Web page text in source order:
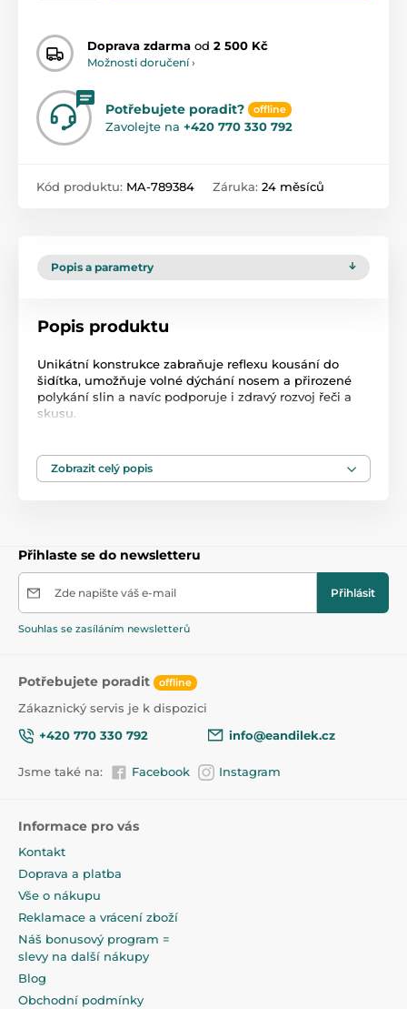
Doprava zdarma od 2 500 Kč
Možnosti doručení ›
Potřebujete poradit? offline
Zavolejte na +420 770 330 792
Kód produktu: MA-789384 Záruka: 24 měsíců
Popis a parametry
Popis produktu
Unikátní konstrukce zabraňuje reflexu kousání do
šidítka, umožňuje volné dýchání nosem a přirozené
polykání slin a navíc podporuje i zdravý rozvoj řeči a
skusu.
- 2 ks dudlíků (šidítko) Lovi,
- kryt na dudlík (šidítko) 2 ks,
zubního patra, zubů a dásní dítěte. Gumička dudlíku
se dynamicky přizpůsobuje sání dítěte, nenarušuje
sací reflex.
Neobsahuje BPA.
- zabraňuje reflexu kousání do dudlíku,
- umožňuje přirozené polykání slin,
- podporuje zdravý vývoj řeči a formování skusu,
- velmi dobře se odvzdušňuje.
Zobrazit celý popis
Přihlaste se do newsletteru
Zde napište váš e-mail Přihlásit
Souhlas se zasíláním newsletterů
Potřebujete poradit offline
Zákaznický servis je k dispozici
+420 770 330 792
info@eandilek.cz
Jsme také na: Facebook Instagram
Informace pro vás
Kontakt
Doprava a platba
Vše o nákupu
Reklamace a vrácení zboží
Náš bonusový program =
slevy na další nákupy
Blog
Obchodní podmínky